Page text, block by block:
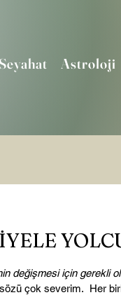
Seyahat Astroloji
değişmesi için gerekli
çok severim.  Her